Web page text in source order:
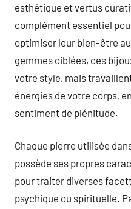
esthétique et vertus
complément essentiel
optimiser leur bien-être
gemmes ciblées, ces
votre style, mais
énergies de votre corps,
sentiment de plénitude.
Chaque pierre utilisée
possède ses propres
pour traiter diverses
psychique ou spirituelle.